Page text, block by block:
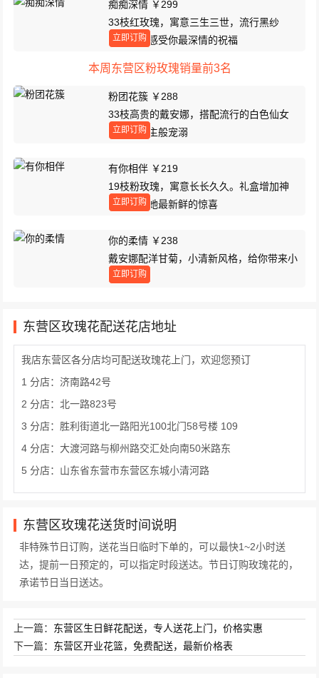
痴痴深情 ￥299
33枝红玫瑰，寓意三生三世，流行黑纱
款，让她感受你最深情的祝福
立即订购
本周东营区粉玫瑰销量前3名
粉团花簇 ￥288
33枝高贵的戴安娜，搭配流行的白色仙女
纱，如公主般宠溺
立即订购
有你相伴 ￥219
19枝粉玫瑰，寓意长长久久。礼盒增加神
秘感，给她最新鲜的惊喜
立即订购
你的柔情 ￥238
戴安娜配洋甘菊，小清新风格，给你带来小
幸运
立即订购
东营区玫瑰花配送花店地址
我店东营区各分店均可配送玫瑰花上门，欢迎您预订
1 分店：济南路42号
2 分店：北一路823号
3 分店：胜利街道北一路阳光100北门58号楼 109
4 分店：大渡河路与柳州路交汇处向南50米路东
5 分店：山东省东营市东营区东城小清河路
东营区玫瑰花送货时间说明
非特殊节日订购，送花当日临时下单的，可以最快1~2小时送
达，提前一日预定的，可以指定时段送达。节日订购玫瑰花的，
承诺节日当日送达。
上一篇： 东营区生日鲜花配送，专人送花上门，价格实惠
下一篇： 东营区开业花篮，免费配送，最新价格表